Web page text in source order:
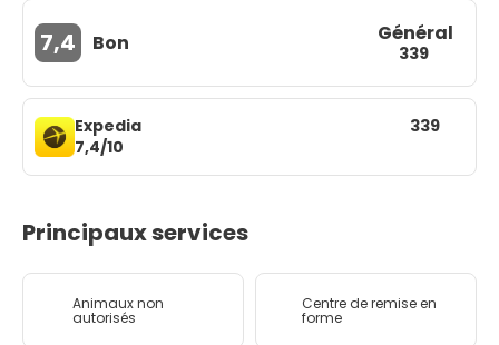
7,4 Bon Général
339
Expedia
7,4/10
339
Principaux services
Animaux non
autorisés
Centre de remise en
forme